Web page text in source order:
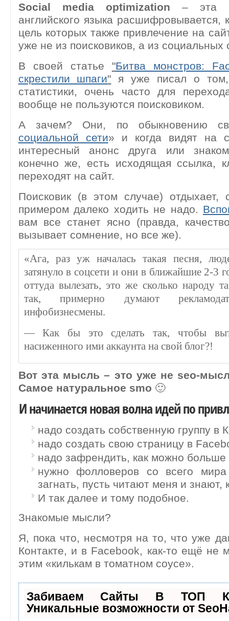
Social media optimization – эта
английского языка расшифровывается,
цель которых также привлечение на
уже не из поисковиков, а из социальных
В своей статье "Битва монстров:
скрестили шпаги" я уже писал о
статистики, очень часто для
вообще не пользуются поисковиком.
А зачем? Они, по обыкновению
социальной сети» и когда видят на
интересный анонс друга или
конечно же, есть исходящая ссылка,
переходят на сайт.
Поисковик (в этом случае) отдыхает,
примером далеко ходить не надо.
вам все станет ясно (правда,
вызывает сомнение, но все же).
«Ага, раз уж началась такая песня,
затянуло в соцсети и они в ближайшие 2-3
оттуда вылезать, это же сколько народу
так, примерно думают
инфобизнесмены.
— Как бы это сделать так, чтобы
насиженного ими аккаунта на свой блог?!
Вот эта мысль – это уже не seo-
Самое натуральное smo 🙂
И начинается новая волна идей по
надо создать собственную группу в
надо создать свою страницу в
надо зафрендить, как можно больше
нужно фолловеров со всего
загнать, пусть читают меня и знают,
И так далее и тому подобное.
Знакомые мысли?
Я, пока что, несмотря на то, что уже
Контакте, и в Facebook, как-то ещё не
этим «килькам в томатном соусе».
Забиваем Сайты В ТОП
Уникальные возможности от